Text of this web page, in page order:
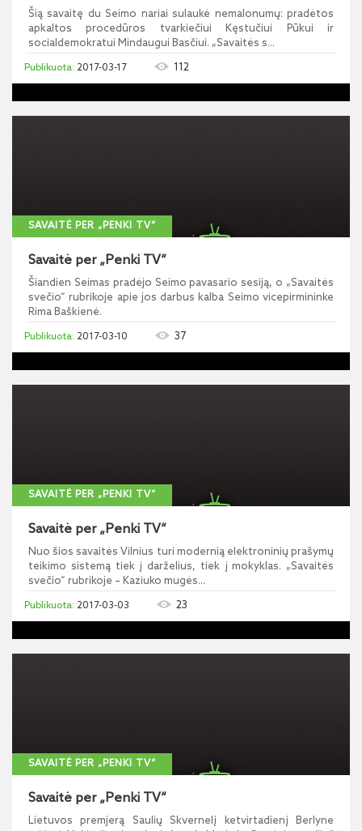
Šią savaitę du Seimo nariai sulaukė nemalonumų: pradėtos
apkaltos procedūros tvarkiečiui Kęstučiui Pūkui ir
socialdemokratui Mindaugui Basčiui. „Savaitės s...
2017-03-17 112
SAVAITĖ PER „PENKI TV“
Savaitė per „Penki TV“
Šiandien Seimas pradėjo Seimo pavasario sesiją, o „Savaitės
svečio“ rubrikoje apie jos darbus kalba Seimo vicepirmininke
Rima Baškienė.
2017-03-10 37
SAVAITĖ PER „PENKI TV“
Savaitė per „Penki TV“
Nuo šios savaitės Vilnius turi modernią elektroninių prašymų
teikimo sistemą tiek į darželius, tiek į mokyklas. „Savaitės
svečio“ rubrikoje – Kaziuko mugės...
2017-03-03 23
SAVAITĖ PER „PENKI TV“
Savaitė per „Penki TV“
Lietuvos premjerą Saulių Skvernelį ketvirtadienį Berlyne